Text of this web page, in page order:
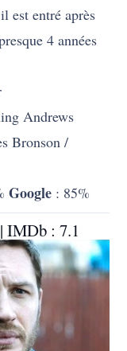
est entré après
4 années
Andrews
Bronson /
Google : 85%
IMDb : 7.1